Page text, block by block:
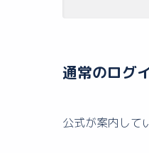
通常のログ
公式が案内して